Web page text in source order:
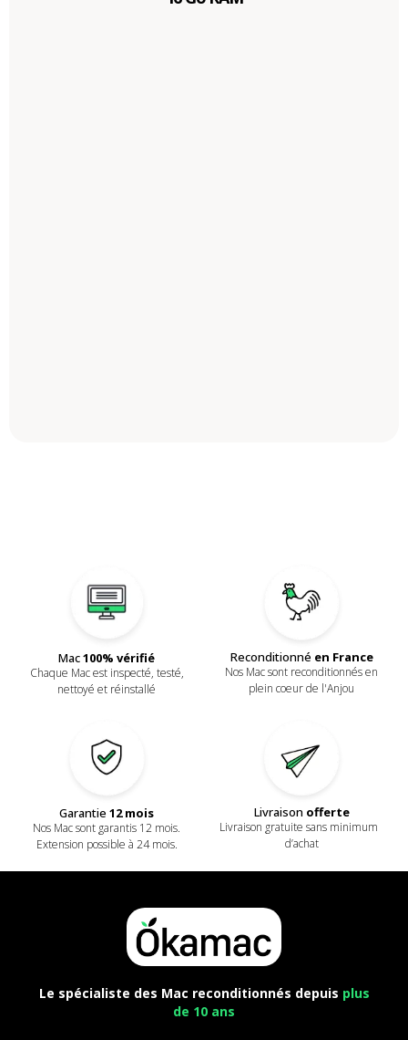
Mac100% vérifié
Chaque Mac est inspecté, testé,
nettoyé et réinstallé
Reconditionné en France
Nos Mac sont reconditionnés en
plein coeur de l'Anjou
Garantie 12 mois
Nos Mac sont garantis 12 mois.
Extension possible à 24 mois.
Livraison offerte
Livraison gratuite sans minimum
d’achat
Le spécialiste des Mac reconditionnés depuis plus
de 10 ans